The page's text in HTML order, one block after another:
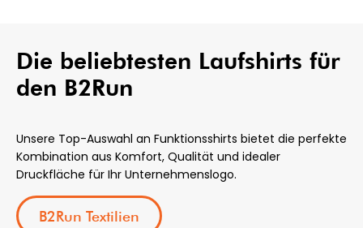
Die beliebtesten Laufshirts für
den B2Run
Unsere Top-Auswahl an Funktionsshirts bietet die perfekte
Kombination aus Komfort, Qualität und idealer
Druckfläche für Ihr Unternehmenslogo.
B2Run Textilien